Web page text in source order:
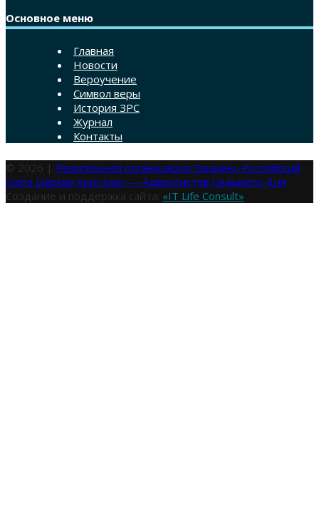
Основное меню
Главная
Новости
Вероучение
Символ веры
История ЗРС
Журнал
Контакты
© 2026 | Религиозная организация Западно-Российский
Союз Церкви Христиан — Адвентистов Седьмого Дня
Создание и поддержка сайта: «IT Life Consult»